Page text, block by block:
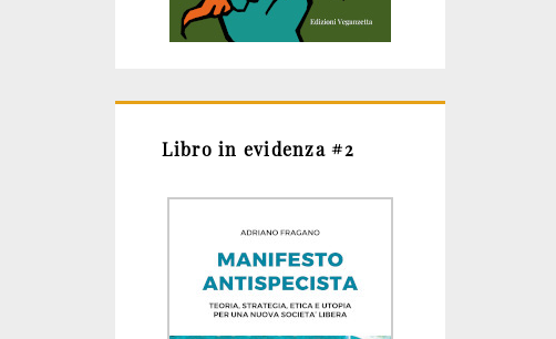
Libro in evidenza #2